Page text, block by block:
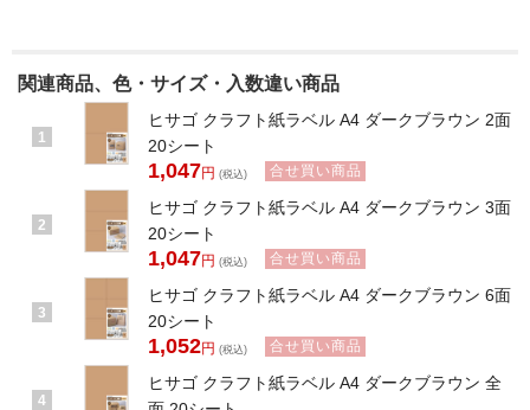
関連商品、色・サイズ・入数違い商品
1
ヒサゴ クラフト紙ラベル A4 ダークブラウン 2面
20シート
1,047円 (税込) 合せ買い商品
2
ヒサゴ クラフト紙ラベル A4 ダークブラウン 3面
20シート
1,047円 (税込) 合せ買い商品
3
ヒサゴ クラフト紙ラベル A4 ダークブラウン 6面
20シート
1,052円 (税込) 合せ買い商品
4
ヒサゴ クラフト紙ラベル A4 ダークブラウン 全